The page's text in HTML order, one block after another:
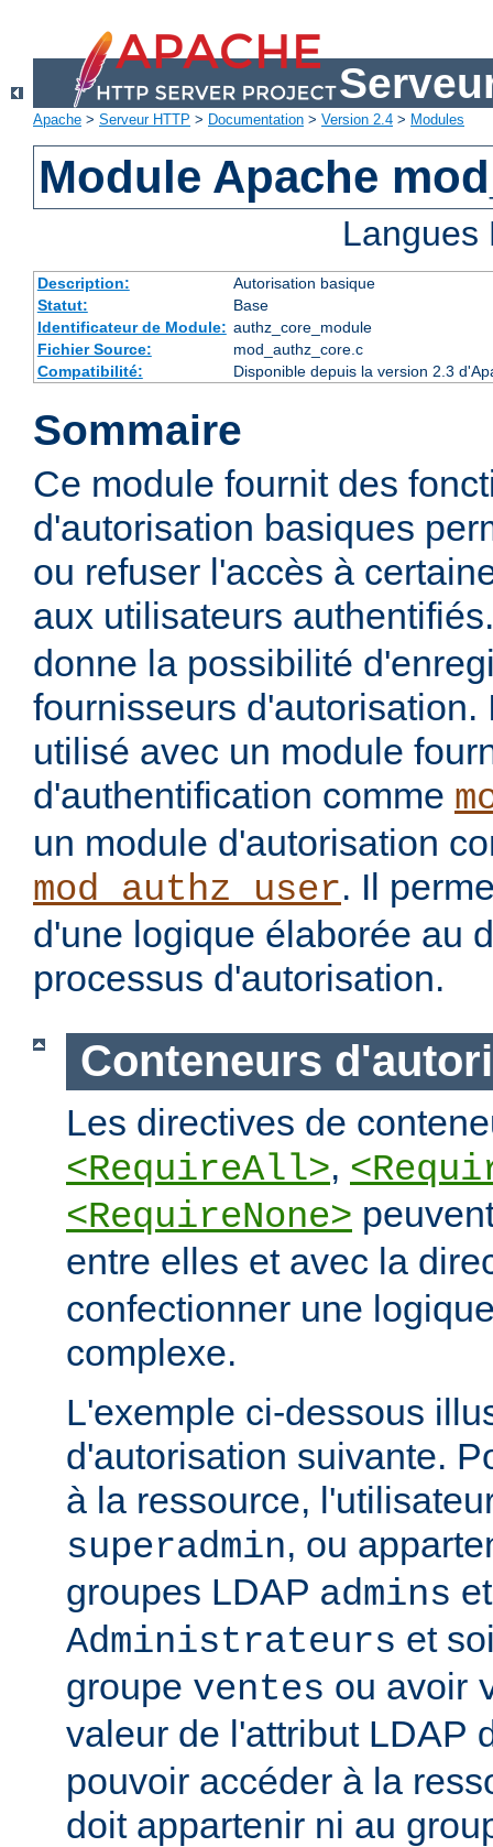
Apache > Serveur HTTP > Documentation > Version 2.4 > Modules
Module Apache
Description:
Autorisation basique
Statut:
Base
Identificateur de Module: authz_core_module
Fichier Source:
mod_authz_core.c
Compatibilité:
Disponible depuis la version 2.3
Sommaire
Ce module fournit des
d'autorisation basiques
ou refuser l'accès à
aux utilisateurs
donne la possibilité
fournisseurs d'autorisation.
utilisé avec un module
d'authentification comme
un module d'autorisation
mod_authz_user. Il
d'une logique élaborée au
processus d'autorisation.
Conteneurs
Les directives de
<RequireAll>,
<RequireNone>
entre elles et avec la
confectionner une
complexe.
L'exemple ci-dessous
d'autorisation suivante.
à la ressource,
superadmin, ou
groupes LDAP admins et
Administrateurs et
groupe ventes ou avoir
valeur de l'attribut LDAP
pouvoir accéder à la
doit appartenir ni au